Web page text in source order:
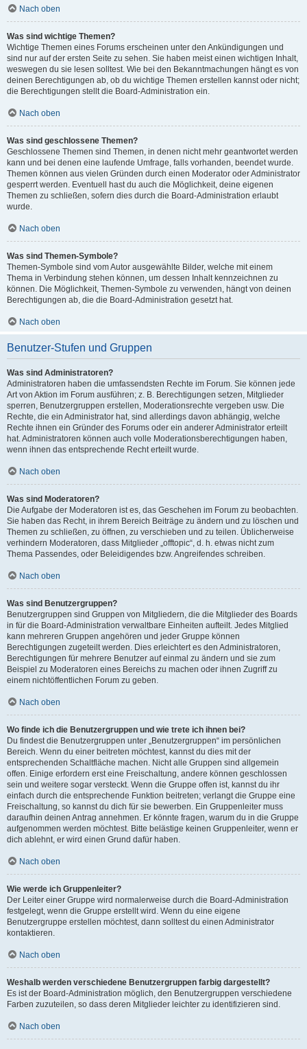
Nach oben
Was sind wichtige Themen?
Wichtige Themen eines Forums erscheinen unter den Ankündigungen und
sind nur auf der ersten Seite zu sehen. Sie haben meist einen wichtigen Inhalt,
weswegen du sie lesen solltest. Wie bei den Bekanntmachungen hängt es von
deinen Berechtigungen ab, ob du wichtige Themen erstellen kannst oder nicht;
die Berechtigungen stellt die Board-Administration ein.
Nach oben
Was sind geschlossene Themen?
Geschlossene Themen sind Themen, in denen nicht mehr geantwortet werden
kann und bei denen eine laufende Umfrage, falls vorhanden, beendet wurde.
Themen können aus vielen Gründen durch einen Moderator oder Administrator
gesperrt werden. Eventuell hast du auch die Möglichkeit, deine eigenen
Themen zu schließen, sofern dies durch die Board-Administration erlaubt
wurde.
Nach oben
Was sind Themen-Symbole?
Themen-Symbole sind vom Autor ausgewählte Bilder, welche mit einem
Thema in Verbindung stehen können, um dessen Inhalt kennzeichnen zu
können. Die Möglichkeit, Themen-Symbole zu verwenden, hängt von deinen
Berechtigungen ab, die die Board-Administration gesetzt hat.
Nach oben
Benutzer-Stufen und Gruppen
Was sind Administratoren?
Administratoren haben die umfassendsten Rechte im Forum. Sie können jede
Art von Aktion im Forum ausführen; z. B. Berechtigungen setzen, Mitglieder
sperren, Benutzergruppen erstellen, Moderationsrechte vergeben usw. Die
Rechte, die ein Administrator hat, sind allerdings davon abhängig, welche
Rechte ihnen ein Gründer des Forums oder ein anderer Administrator erteilt
hat. Administratoren können auch volle Moderationsberechtigungen haben,
wenn ihnen das entsprechende Recht erteilt wurde.
Nach oben
Was sind Moderatoren?
Die Aufgabe der Moderatoren ist es, das Geschehen im Forum zu beobachten.
Sie haben das Recht, in ihrem Bereich Beiträge zu ändern und zu löschen und
Themen zu schließen, zu öffnen, zu verschieben und zu teilen. Üblicherweise
verhindern Moderatoren, dass Mitglieder „offtopic“, d. h. etwas nicht zum
Thema Passendes, oder Beleidigendes bzw. Angreifendes schreiben.
Nach oben
Was sind Benutzergruppen?
Benutzergruppen sind Gruppen von Mitgliedern, die die Mitglieder des Boards
in für die Board-Administration verwaltbare Einheiten aufteilt. Jedes Mitglied
kann mehreren Gruppen angehören und jeder Gruppe können
Berechtigungen zugeteilt werden. Dies erleichtert es den Administratoren,
Berechtigungen für mehrere Benutzer auf einmal zu ändern und sie zum
Beispiel zu Moderatoren eines Bereichs zu machen oder ihnen Zugriff zu
einem nichtöffentlichen Forum zu geben.
Nach oben
Wo finde ich die Benutzergruppen und wie trete ich ihnen bei?
Du findest die Benutzergruppen unter „Benutzergruppen“ im persönlichen
Bereich. Wenn du einer beitreten möchtest, kannst du dies mit der
entsprechenden Schaltfläche machen. Nicht alle Gruppen sind allgemein
offen. Einige erfordern erst eine Freischaltung, andere können geschlossen
sein und weitere sogar versteckt. Wenn die Gruppe offen ist, kannst du ihr
einfach durch die entsprechende Funktion beitreten; verlangt die Gruppe eine
Freischaltung, so kannst du dich für sie bewerben. Ein Gruppenleiter muss
daraufhin deinen Antrag annehmen. Er könnte fragen, warum du in die Gruppe
aufgenommen werden möchtest. Bitte belästige keinen Gruppenleiter, wenn er
dich ablehnt, er wird einen Grund dafür haben.
Nach oben
Wie werde ich Gruppenleiter?
Der Leiter einer Gruppe wird normalerweise durch die Board-Administration
festgelegt, wenn die Gruppe erstellt wird. Wenn du eine eigene
Benutzergruppe erstellen möchtest, dann solltest du einen Administrator
kontaktieren.
Nach oben
Weshalb werden verschiedene Benutzergruppen farbig dargestellt?
Es ist der Board-Administration möglich, den Benutzergruppen verschiedene
Farben zuzuteilen, so dass deren Mitglieder leichter zu identifizieren sind.
Nach oben